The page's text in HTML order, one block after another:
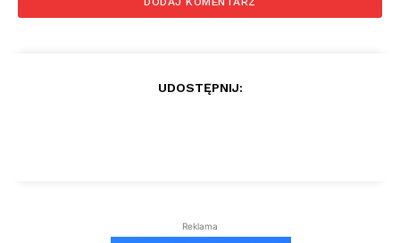
UDOSTĘPNIJ:
Reklama